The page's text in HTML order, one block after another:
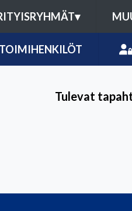
▾
TOIMIHENKILÖT
Tulevat